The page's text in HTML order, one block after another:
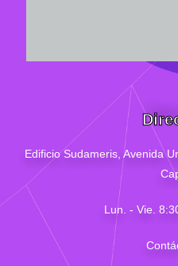
Edificio Sudameris, Avenida
Lun. - Vie.